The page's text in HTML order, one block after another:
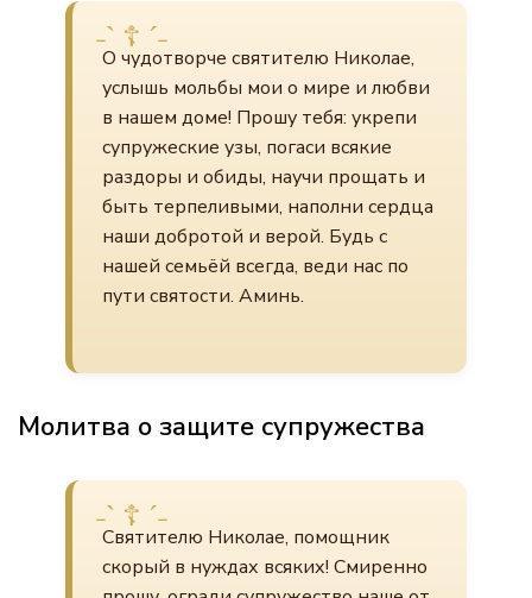
О чудотворче святителю Николае,
услышь мольбы мои о мире и любви
в нашем доме! Прошу тебя: укрепи
супружеские узы, погаси всякие
раздоры и обиды, научи прощать и
быть терпеливыми, наполни сердца
наши добротой и верой. Будь с
нашей семьёй всегда, веди нас по
пути святости. Аминь.
Молитва о защите супружества
Святителю Николае, помощник
скорый в нуждах всяких! Смиренно